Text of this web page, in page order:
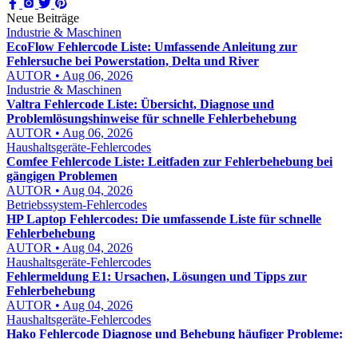
Neue Beiträge
Industrie & Maschinen
EcoFlow Fehlercode Liste: Umfassende Anleitung zur
Fehlersuche bei Powerstation, Delta und River
AUTOR • Aug 06, 2026
Industrie & Maschinen
Valtra Fehlercode Liste: Übersicht, Diagnose und
Problemlösungshinweise für schnelle Fehlerbehebung
AUTOR • Aug 06, 2026
Haushaltsgeräte-Fehlercodes
Comfee Fehlercode Liste: Leitfaden zur Fehlerbehebung bei
gängigen Problemen
AUTOR • Aug 04, 2026
Betriebssystem-Fehlercodes
HP Laptop Fehlercodes: Die umfassende Liste für schnelle
Fehlerbehebung
AUTOR • Aug 04, 2026
Haushaltsgeräte-Fehlercodes
Fehlermeldung E1: Ursachen, Lösungen und Tipps zur
Fehlerbehebung
AUTOR • Aug 04, 2026
Haushaltsgeräte-Fehlercodes
Hako Fehlercode Diagnose und Behebung häufiger Probleme: